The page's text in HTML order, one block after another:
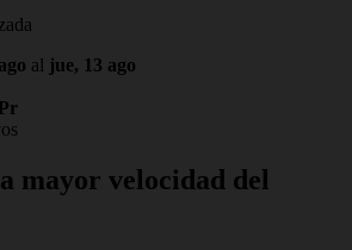
al jue, 13 ago
mayor velocidad del